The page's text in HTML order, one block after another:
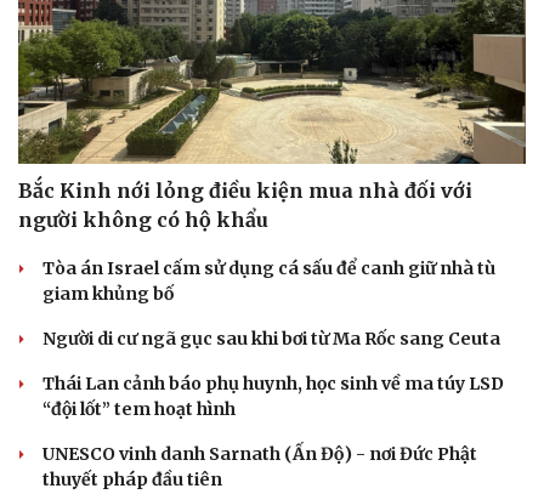
Cải chính
Bắc Kinh nới lỏng điều kiện mua nhà đối với
người không có hộ khẩu
Tòa án Israel cấm sử dụng cá sấu để canh giữ nhà tù
giam khủng bố
Người di cư ngã gục sau khi bơi từ Ma Rốc sang Ceuta
Thái Lan cảnh báo phụ huynh, học sinh về ma túy LSD
“đội lốt” tem hoạt hình
UNESCO vinh danh Sarnath (Ấn Độ) - nơi Đức Phật
thuyết pháp đầu tiên